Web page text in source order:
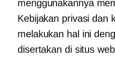
menggunakannya
Kebijakan privasi dan
melakukan hal ini
disertakan di situs